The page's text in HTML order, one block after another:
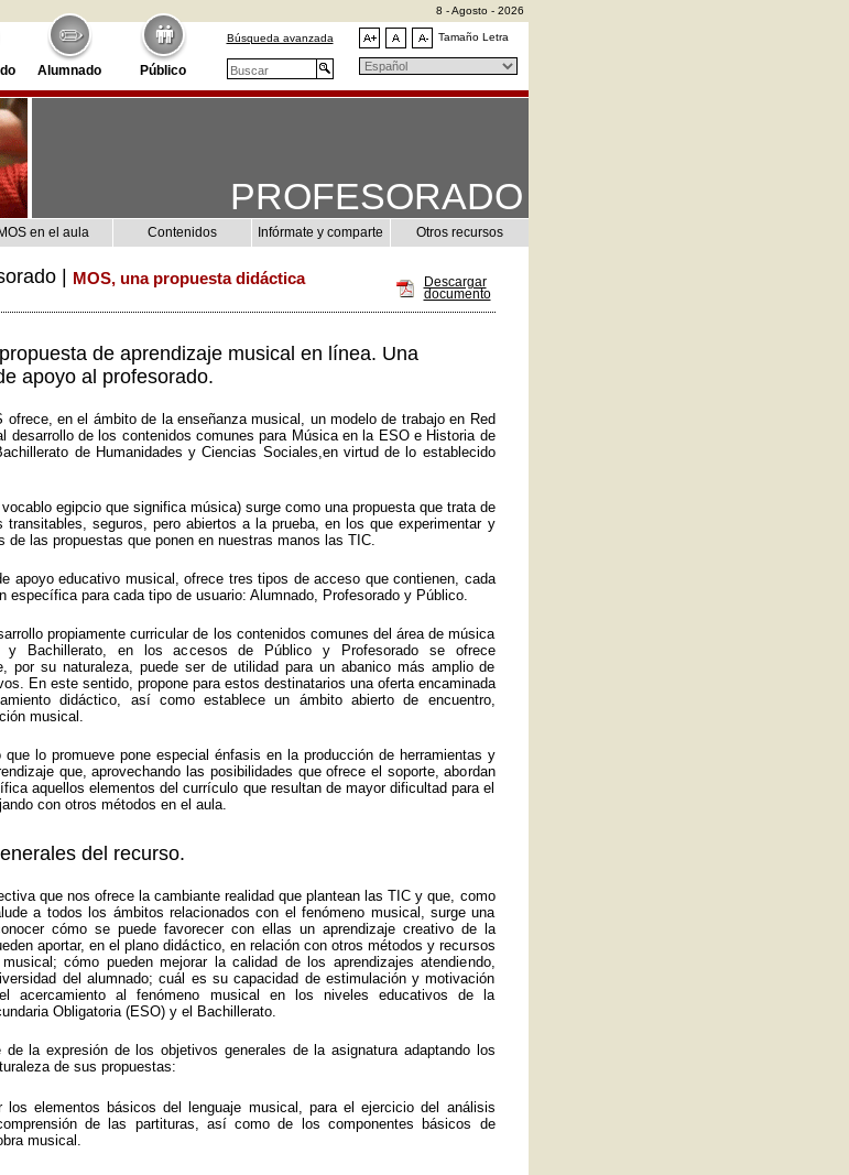
Alumnado Público
8 - Agosto - 2026
Búsqueda avanzada Tamaño Letra
PROFESORADO
MOS en el aula Contenidos Infórmate y comparte Otros recursos
Descargar
documento
| MOS, una propuesta didáctica
de aprendizaje musical en línea. Una
apoyo al profesorado.
ofrece, en el ámbito de la enseñanza musical, un modelo de trabajo en Red
desarrollo de los contenidos comunes para Música en la ESO e Historia de
de Humanidades y Ciencias Sociales,en virtud de lo establecido
vocablo egipcio que significa música) surge como una propuesta que trata de
transitables, seguros, pero abiertos a la prueba, en los que experimentar y
de las propuestas que ponen en nuestras manos las TIC.
apoyo educativo musical, ofrece tres tipos de acceso que contienen, cada
específica para cada tipo de usuario: Alumnado, Profesorado y Público.
propiamente curricular de los contenidos comunes del área de música
y Bachillerato, en los accesos de Público y Profesorado se ofrece
por su naturaleza, puede ser de utilidad para un abanico más amplio de
En este sentido, propone para estos destinatarios una oferta encaminada
didáctico, así como establece un ámbito abierto de encuentro,
musical.
que lo promueve pone especial énfasis en la producción de herramientas y
que, aprovechando las posibilidades que ofrece el soporte, abordan
aquellos elementos del currículo que resultan de mayor dificultad para el
con otros métodos en el aula.
del recurso.
que nos ofrece la cambiante realidad que plantean las TIC y que, como
a todos los ámbitos relacionados con el fenómeno musical, surge una
cómo se puede favorecer con ellas un aprendizaje creativo de la
aportar, en el plano didáctico, en relación con otros métodos y recursos
cómo pueden mejorar la calidad de los aprendizajes atendiendo,
del alumnado; cuál es su capacidad de estimulación y motivación
acercamiento al fenómeno musical en los niveles educativos de la
Obligatoria (ESO) y el Bachillerato.
de la expresión de los objetivos generales de la asignatura adaptando los
de sus propuestas:
los elementos básicos del lenguaje musical, para el ejercicio del análisis
de las partituras, así como de los componentes básicos de
musical.